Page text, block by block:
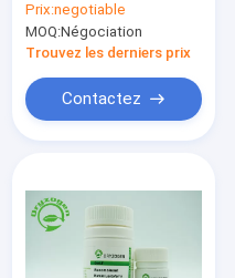
humaine de
lactoferrine d'OsrhLF
pour des
Prix:negotiable
MOQ:Négociation
Trouvez les derniers prix
Contactez